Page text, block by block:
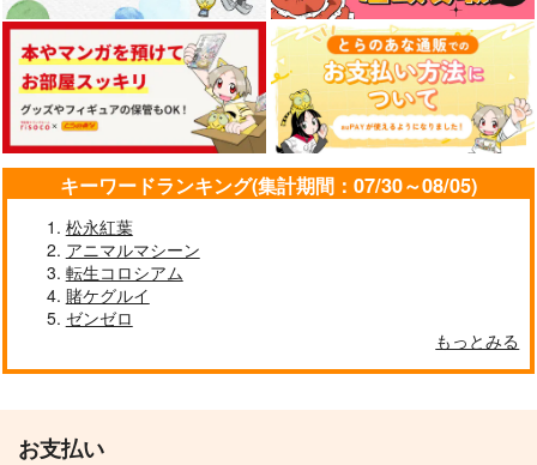
キーワードランキング(集計期間：07/30～08/05)
松永紅葉
アニマルマシーン
転生コロシアム
賭ケグルイ
ゼンゼロ
もっとみる
お支払い